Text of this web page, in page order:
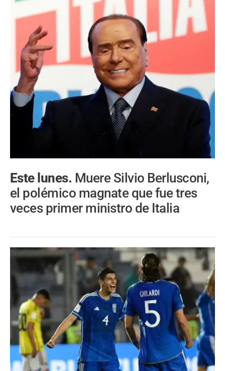
Este lunes. Muere Silvio Berlusconi,
el polémico magnate que fue tres
veces primer ministro de Italia